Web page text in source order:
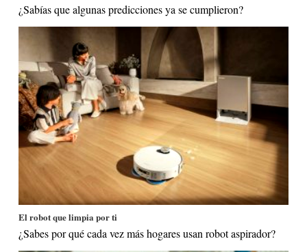
¿Sabías que algunas predicciones ya se cumplieron?
El robot que limpia por ti
¿Sabes por qué cada vez más hogares usan robot aspirador?